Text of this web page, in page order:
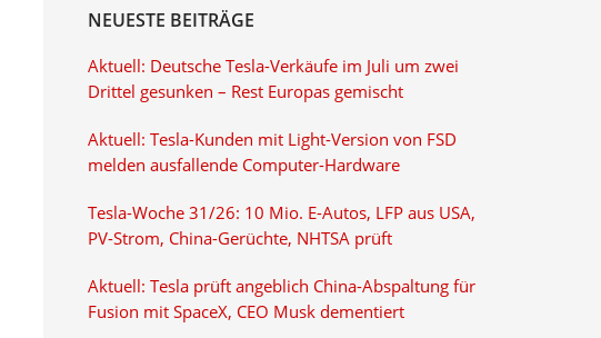
NEUESTE BEITRÄGE
Aktuell: Deutsche Tesla-Verkäufe im Juli um zwei
Drittel gesunken – Rest Europas gemischt
Aktuell: Tesla-Kunden mit Light-Version von FSD
melden ausfallende Computer-Hardware
Tesla-Woche 31/26: 10 Mio. E-Autos, LFP aus USA,
PV-Strom, China-Gerüchte, NHTSA prüft
Aktuell: Tesla prüft angeblich China-Abspaltung für
Fusion mit SpaceX, CEO Musk dementiert